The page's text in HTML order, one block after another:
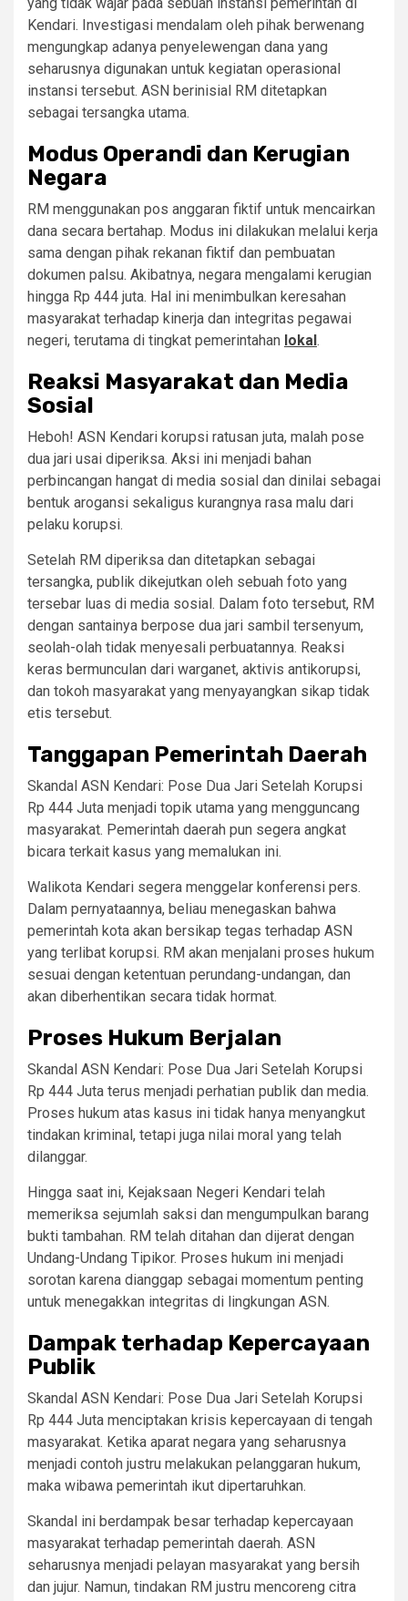
Kendari. Investigasi mendalam oleh pihak berwenang
mengungkap adanya penyelewengan dana yang
seharusnya digunakan untuk kegiatan operasional
instansi tersebut. ASN berinisial RM ditetapkan
sebagai tersangka utama.
Modus Operandi dan Kerugian
Negara
RM menggunakan pos anggaran fiktif untuk mencairkan
dana secara bertahap. Modus ini dilakukan melalui kerja
sama dengan pihak rekanan fiktif dan pembuatan
dokumen palsu. Akibatnya, negara mengalami kerugian
hingga Rp 444 juta. Hal ini menimbulkan keresahan
masyarakat terhadap kinerja dan integritas pegawai
negeri, terutama di tingkat pemerintahan lokal.
Reaksi Masyarakat dan Media
Sosial
Heboh! ASN Kendari korupsi ratusan juta, malah pose
dua jari usai diperiksa. Aksi ini menjadi bahan
perbincangan hangat di media sosial dan dinilai sebagai
bentuk arogansi sekaligus kurangnya rasa malu dari
pelaku korupsi.
Setelah RM diperiksa dan ditetapkan sebagai
tersangka, publik dikejutkan oleh sebuah foto yang
tersebar luas di media sosial. Dalam foto tersebut, RM
dengan santainya berpose dua jari sambil tersenyum,
seolah-olah tidak menyesali perbuatannya. Reaksi
keras bermunculan dari warganet, aktivis antikorupsi,
dan tokoh masyarakat yang menyayangkan sikap tidak
etis tersebut.
Tanggapan Pemerintah Daerah
Skandal ASN Kendari: Pose Dua Jari Setelah Korupsi
Rp 444 Juta menjadi topik utama yang mengguncang
masyarakat. Pemerintah daerah pun segera angkat
bicara terkait kasus yang memalukan ini.
Walikota Kendari segera menggelar konferensi pers.
Dalam pernyataannya, beliau menegaskan bahwa
pemerintah kota akan bersikap tegas terhadap ASN
yang terlibat korupsi. RM akan menjalani proses hukum
sesuai dengan ketentuan perundang-undangan, dan
akan diberhentikan secara tidak hormat.
Proses Hukum Berjalan
Skandal ASN Kendari: Pose Dua Jari Setelah Korupsi
Rp 444 Juta terus menjadi perhatian publik dan media.
Proses hukum atas kasus ini tidak hanya menyangkut
tindakan kriminal, tetapi juga nilai moral yang telah
dilanggar.
Hingga saat ini, Kejaksaan Negeri Kendari telah
memeriksa sejumlah saksi dan mengumpulkan barang
bukti tambahan. RM telah ditahan dan dijerat dengan
Undang-Undang Tipikor. Proses hukum ini menjadi
sorotan karena dianggap sebagai momentum penting
untuk menegakkan integritas di lingkungan ASN.
Dampak terhadap Kepercayaan
Publik
Skandal ASN Kendari: Pose Dua Jari Setelah Korupsi
Rp 444 Juta menciptakan krisis kepercayaan di tengah
masyarakat. Ketika aparat negara yang seharusnya
menjadi contoh justru melakukan pelanggaran hukum,
maka wibawa pemerintah ikut dipertaruhkan.
Skandal ini berdampak besar terhadap kepercayaan
masyarakat terhadap pemerintah daerah. ASN
seharusnya menjadi pelayan masyarakat yang bersih
dan jujur. Namun, tindakan RM justru mencoreng citra